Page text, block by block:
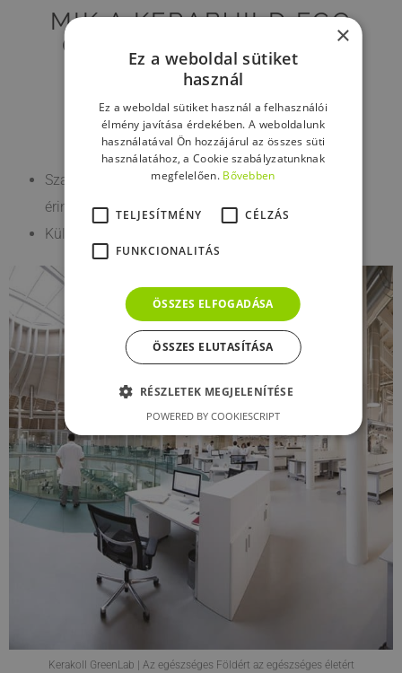
MIK A KERABUILD ECO
OSMOCEM ELŐNYÖS
TULAJDONSÁGAI?
Szabványossági tanúsítvány ivóvízzel történõ
érintkezésre
Különösen kopásálló
Kerakoll GreenLab | Az egészséges Földért az egészséges életért
×
Ez a weboldal sütiket
használ
Ez a weboldal sütiket használ a felhasználói
élmény javítása érdekében. A weboldalunk
használatával Ön hozzájárul az összes süti
használatához, a Cookie szabályzatunknak
megfelelően. Bővebben
TELJESÍTMÉNY CÉLZÁS
FUNKCIONALITÁS
ÖSSZES ELFOGADÁSA
ÖSSZES ELUTASÍTÁSA
RÉSZLETEK MEGJELENÍTÉSE
POWERED BY COOKIESCRIPT